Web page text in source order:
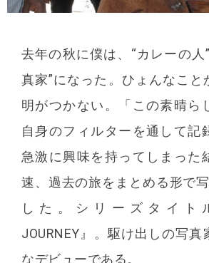
去年の秋に僕は、“カレーの人
真家”になった。ひょんなこと
明がつかない。「この素晴ら
自身のフィルターを通して記
急激に興味を持ってしまった
速、過去の旅をまとめる形で
した。シリーズタイト
JOURNEY』。駆け出しの写
なデビューである。